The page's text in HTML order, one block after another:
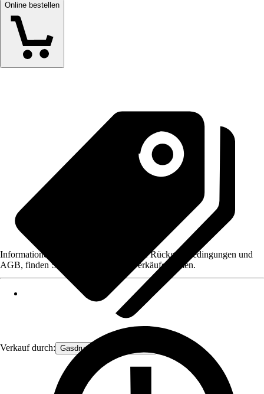
Online bestellen
Verkauf durch: Gasdruckfeder Großhandel
Informationen des Verkäufers, wie z. B. Rückgabebedingungen und
AGB, finden Sie bei Klick auf den Verkäufernamen.